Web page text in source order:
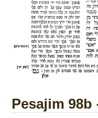
Pesajim 98b